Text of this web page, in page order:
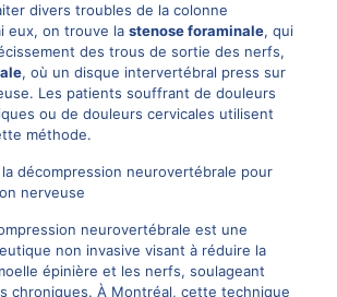
divers troubles de la colonne
eux, on trouve la stenose foraminale, qui
des trous de sortie des nerfs,
, où un disque intervertébral press sur
Les patients souffrant de douleurs
ou de douleurs cervicales utilisent
méthode.
décompression neurovertébrale pour
nerveuse
neurovertébrale est une
non invasive visant à réduire la
épinière et les nerfs, soulageant
chroniques. À Montréal, cette technique